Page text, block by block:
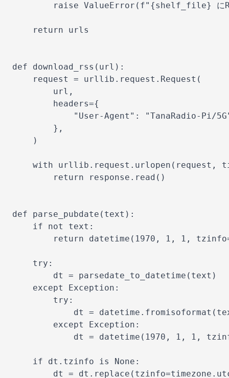
raise ValueError(f"{shelf_file} に
    return urls
def download_rss(url):
    request = urllib.request.Request(
        url,
        headers={
"User-Agent": "TanaRadio-Pi/
        },
    )
with urllib.request.urlopen(request,
        return response.read()
def parse_pubdate(text):
    if not text:
return datetime(1970, 1, 1,
    try:
        dt = parsedate_to_datetime(text)
    except Exception:
        try:
dt =